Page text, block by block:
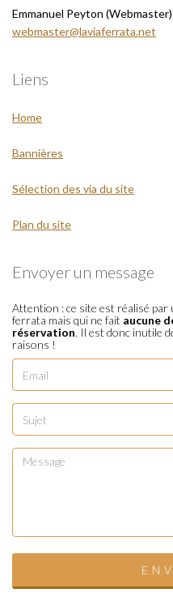
Emmanuel Peyton (Webmaster)
webmaster@laviaferrata.net
Liens
Home
Bannières
Sélection des via du site
Plan du site
Envoyer un message
Attention : ce site est réalisé par
ferrata mais qui ne fait aucune
réservation. Il est donc inutile
raisons !